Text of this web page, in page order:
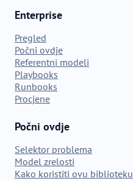
Enterprise
Pregled
Počni ovdje
Referentni modeli
Playbooks
Runbooks
Procjene
Počni ovdje
Selektor problema
Model zrelosti
Kako koristiti ovu biblioteku